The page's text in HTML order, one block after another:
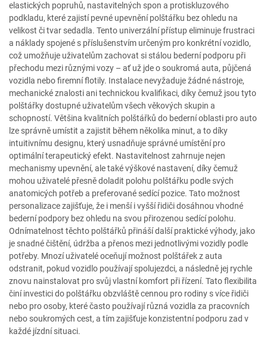
elastických popruhů, nastavitelných spon a protiskluzového
podkladu, které zajistí pevné upevnění polštářku bez ohledu na
velikost či tvar sedadla. Tento univerzální přístup eliminuje frustraci
a náklady spojené s příslušenstvím určeným pro konkrétní vozidlo,
což umožňuje uživatelům zachovat si stálou bederní podporu při
přechodu mezi různými vozy – ať už jde o soukromá auta, půjčená
vozidla nebo firemní flotily. Instalace nevyžaduje žádné nástroje,
mechanické znalosti ani technickou kvalifikaci, díky čemuž jsou tyto
polštářky dostupné uživatelům všech věkových skupin a
schopností. Většina kvalitních polštářků do bederní oblasti pro auto
lze správně umístit a zajistit během několika minut, a to díky
intuitivnímu designu, který usnadňuje správné umístění pro
optimální terapeutický efekt. Nastavitelnost zahrnuje nejen
mechanismy upevnění, ale také výškové nastavení, díky čemuž
mohou uživatelé přesně doladit polohu polštářku podle svých
anatomicých potřeb a preferované sedící pozice. Tato možnost
personalizace zajišťuje, že i menší i vyšší řidiči dosáhnou vhodné
bederní podpory bez ohledu na svou přirozenou sedící polohu.
Odnímatelnost těchto polštářků přináší další praktické výhody, jako
je snadné čištění, údržba a přenos mezi jednotlivými vozidly podle
potřeby. Mnozí uživatelé oceňují možnost polštářek z auta
odstranit, pokud vozidlo používají spolujezdci, a následně jej rychle
znovu nainstalovat pro svůj vlastní komfort při řízení. Tato flexibilita
činí investici do polštářku obzvláště cennou pro rodiny s více řidiči
nebo pro osoby, které často používají různá vozidla za pracovních
nebo soukromých cest, a tím zajišťuje konzistentní podporu zad v
každé jízdní situaci.